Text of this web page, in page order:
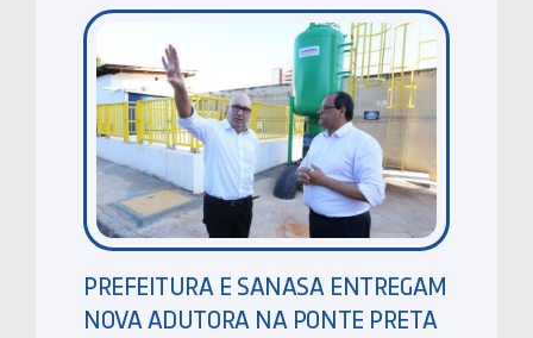
PREFEITURA E SANASA ENTREGAM
NOVA ADUTORA NA PONTE PRETA